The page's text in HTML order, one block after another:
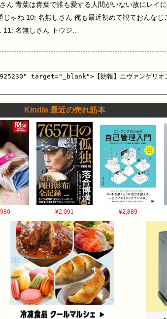
ん 青葉は青葉で誰も愛する人間がいない故にレイ
ゃね 10: 名無しさん 俺も最近初めて観ておんな
11: 名無しさん トウジ…
Kindle 最近の売れ筋本
¥2,091 ¥2,889